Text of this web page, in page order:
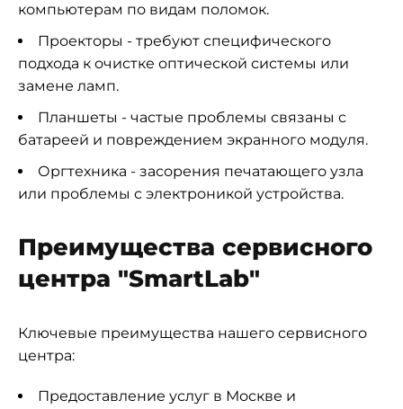
компьютерам по видам поломок.
Проекторы - требуют специфического
подхода к очистке оптической системы или
замене ламп.
Планшеты - частые проблемы связаны с
батареей и повреждением экранного модуля.
Оргтехника - засорения печатающего узла
или проблемы с электроникой устройства.
Преимущества сервисного
центра "SmartLab"
Ключевые преимущества нашего сервисного
центра:
Предоставление услуг в Москве и